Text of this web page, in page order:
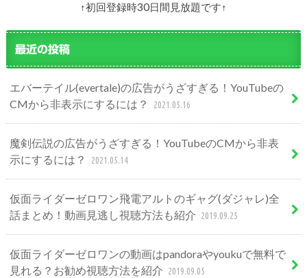
↑初回登録時30日間見放題です↑
最近の投稿
エバーテイル(evertale)の広告がうざすぎる！YouTubeの
CMから非表示にするには？
2021.05.16
魔剣伝説の広告がうざすぎる！YouTubeのCMから非表
示にするには？
2021.05.14
仮面ライダーゼロワン飛電アルトのギャグ(ダジャレ)全
話まとめ！動画見逃し視聴方法も紹介 2019.09.25
仮面ライダーゼロワンの動画はpandoraやyoukuで無料で
見れる？お勧め視聴方法を紹介 2019.09.05